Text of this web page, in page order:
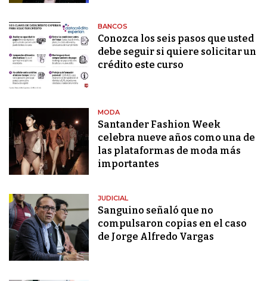
BANCOS
Conozca los seis pasos que usted
debe seguir si quiere solicitar un
crédito este curso
MODA
Santander Fashion Week
celebra nueve años como una de
las plataformas de moda más
importantes
JUDICIAL
Sanguino señaló que no
compulsaron copias en el caso
de Jorge Alfredo Vargas